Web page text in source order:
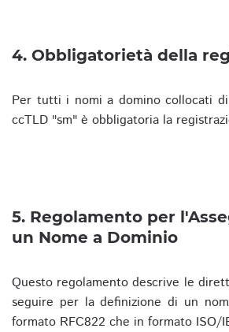
4. Obbligatorietà della
Per tutti i nomi a domino collocati
ccTLD "sm" è obbligatoria la
5. Regolamento per
un Nome a Dominio
Questo regolamento descrive le
seguire per la definizione di un
formato RFC822 che in formato ISO/